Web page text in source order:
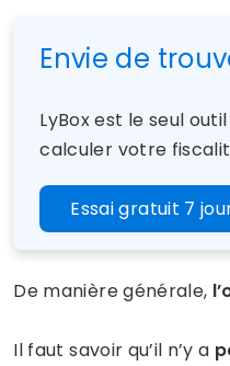
Envie de
LyBox est le seul
calculer votre
Essai gratuit 7
De manière générale,
Il faut savoir qu’il n’y a